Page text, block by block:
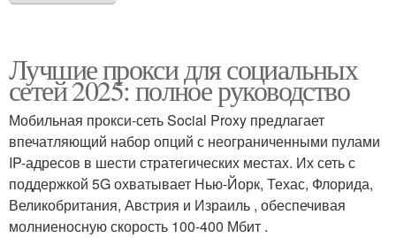
Лучшие прокси для социальных
сетей 2025: полное руководство
Мобильная прокси-сеть Social Proxy предлагает
впечатляющий набор опций с неограниченными пулами
IP-адресов в шести стратегических местах. Их сеть с
поддержкой 5G охватывает Нью-Йорк, Техас, Флорида,
Великобритания, Австрия и Израиль , обеспечивая
молниеносную скорость 100-400 Мбит .